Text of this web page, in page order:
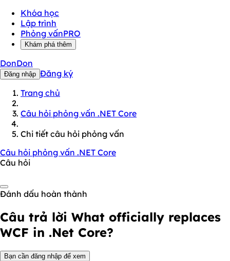
Khóa học
Lập trình
Phỏng vấnPRO
Khám phá thêm
DonDon
Đăng nhập Đăng ký
Trang chủ
Câu hỏi phỏng vấn .NET Core
Chi tiết câu hỏi phỏng vấn
Câu hỏi phỏng vấn .NET Core
Câu hỏi
Đánh dấu hoàn thành
Câu trả lời What officially replaces
WCF in .Net Core?
Bạn cần đăng nhập để xem